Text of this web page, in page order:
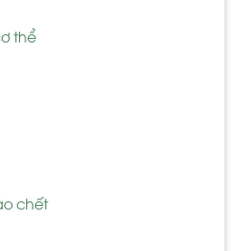
thể
chết